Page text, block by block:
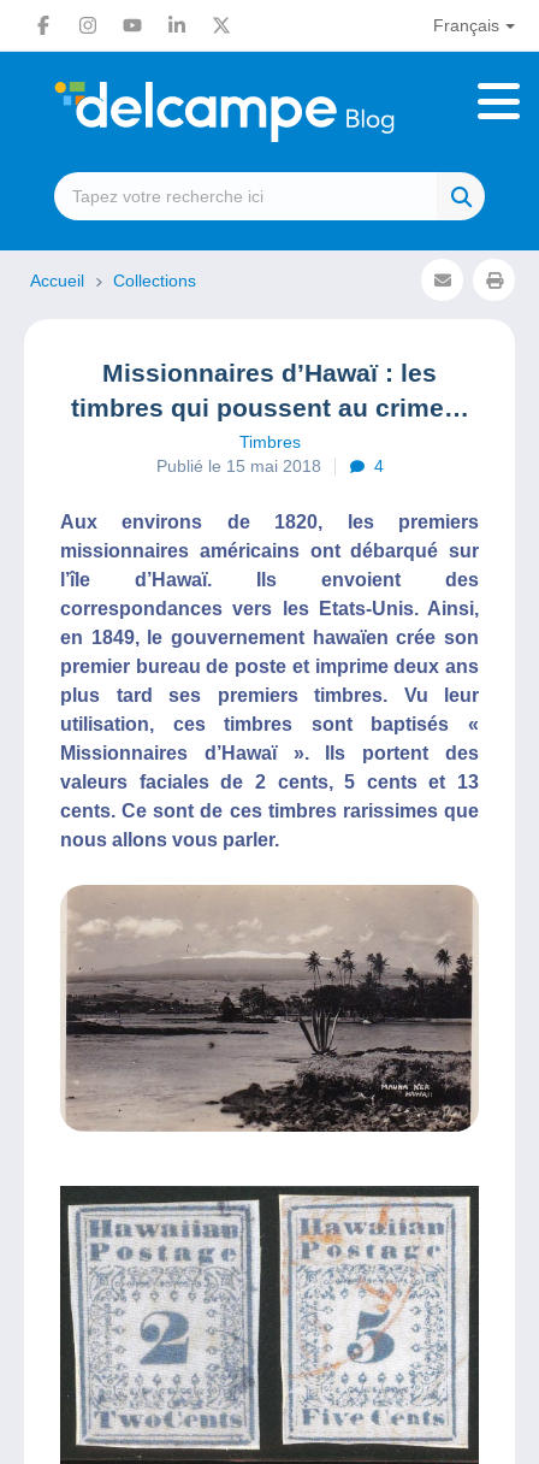
Français
Accueil Collections
Missionnaires d’Hawaï : les
timbres qui poussent au crime…
Timbres
Publié le 15 mai 2018
4
Aux environs de 1820, les premiers
missionnaires américains ont débarqué sur
l’île d’Hawaï. Ils envoient des
correspondances vers les Etats-Unis. Ainsi,
en 1849, le gouvernement hawaïen crée son
premier bureau de poste et imprime deux ans
plus tard ses premiers timbres. Vu leur
utilisation, ces timbres sont baptisés «
Missionnaires d’Hawaï ». Ils portent des
valeurs faciales de 2 cents, 5 cents et 13
cents. Ce sont de ces timbres rarissimes que
nous allons vous parler.